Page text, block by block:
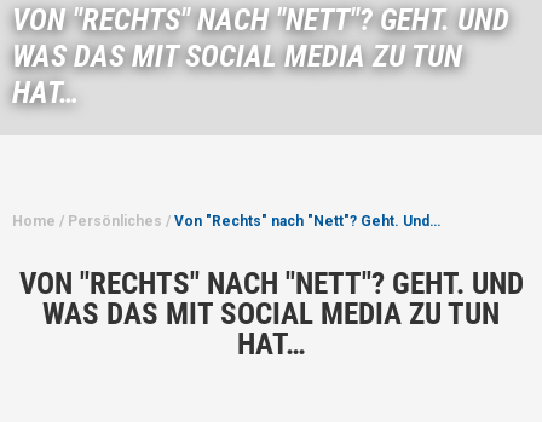
VON "RECHTS" NACH "NETT"? GEHT. UND
WAS DAS MIT SOCIAL MEDIA ZU TUN
HAT…
Home / Persönliches / Von "Rechts" nach "Nett"? Geht. Und…
VON "RECHTS" NACH "NETT"? GEHT. UND
WAS DAS MIT SOCIAL MEDIA ZU TUN
HAT…